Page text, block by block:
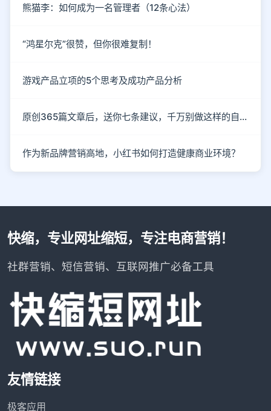
熊猫李：如何成为一名管理者（12条心法）
“鸿星尔克”很赞，但你很难复制！
游戏产品立项的5个思考及成功产品分析
原创365篇文章后，送你七条建议，千万别做这样的自媒体！
作为新品牌营销高地，小红书如何打造健康商业环境？
快缩，专业网址缩短，专注电商营销！
社群营销、短信营销、互联网推广必备工具
友情链接
极客应用